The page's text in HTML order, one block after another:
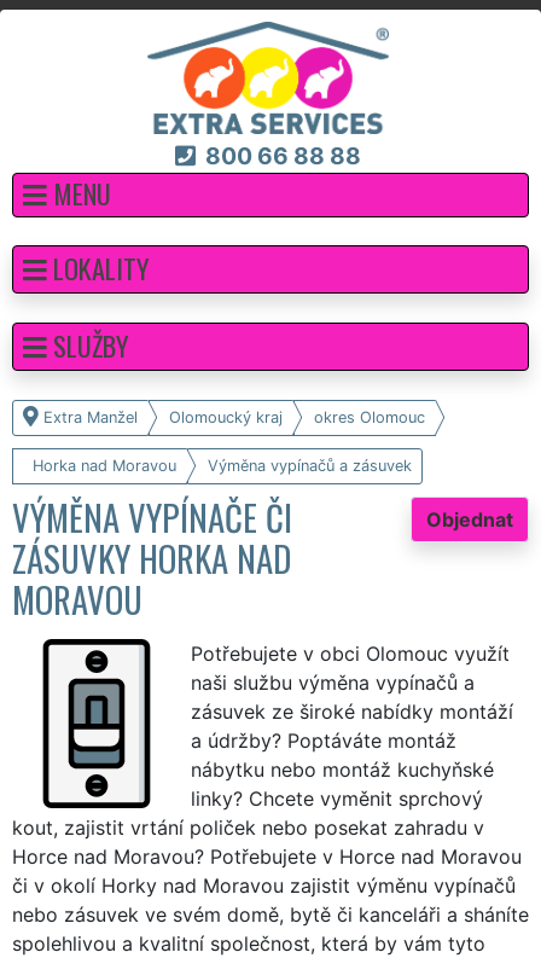
800 66 88 88
MENU
Extra Manžel Olomoucký kraj okres Olomouc
Horka nad Moravou Výměna vypínačů a zásuvek
Objednat
VÝMĚNA VYPÍNAČE ČI
ZÁSUVKY HORKA NAD
MORAVOU
Potřebujete v obci Olomouc využít
naši službu výměna vypínačů a
zásuvek ze široké nabídky montáží
a údržby? Poptáváte montáž
nábytku nebo montáž kuchyňské
linky? Chcete vyměnit sprchový
kout, zajistit vrtání poliček nebo posekat zahradu v
Horce nad Moravou? Potřebujete v Horce nad Moravou
či v okolí Horky nad Moravou zajistit výměnu vypínačů
nebo zásuvek ve svém domě, bytě či kanceláři a sháníte
spolehlivou a kvalitní společnost, která by vám tyto
LOKALITY
SLUŽBY